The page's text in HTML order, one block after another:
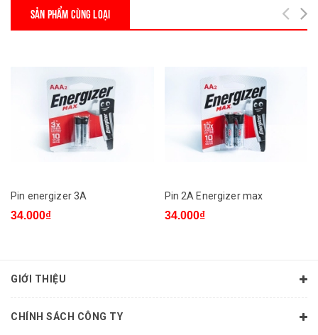
SẢN PHẨM CÙNG LOẠI
Pin energizer 3A
34.000₫
Pin 2A Energizer max
34.000₫
GIỚI THIỆU
CHÍNH SÁCH CÔNG TY